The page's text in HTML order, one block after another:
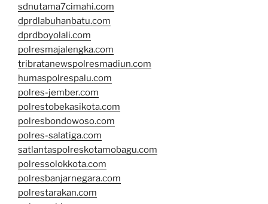
sdnutama7cimahi.com
dprdlabuhanbatu.com
dprdboyolali.com
polresmajalengka.com
tribratanewspolresmadiun.com
humaspolrespalu.com
polres-jember.com
polrestobekasikota.com
polresbondowoso.com
polres-salatiga.com
satlantaspolreskotamobagu.com
polressolokkota.com
polresbanjarnegara.com
polrestarakan.com